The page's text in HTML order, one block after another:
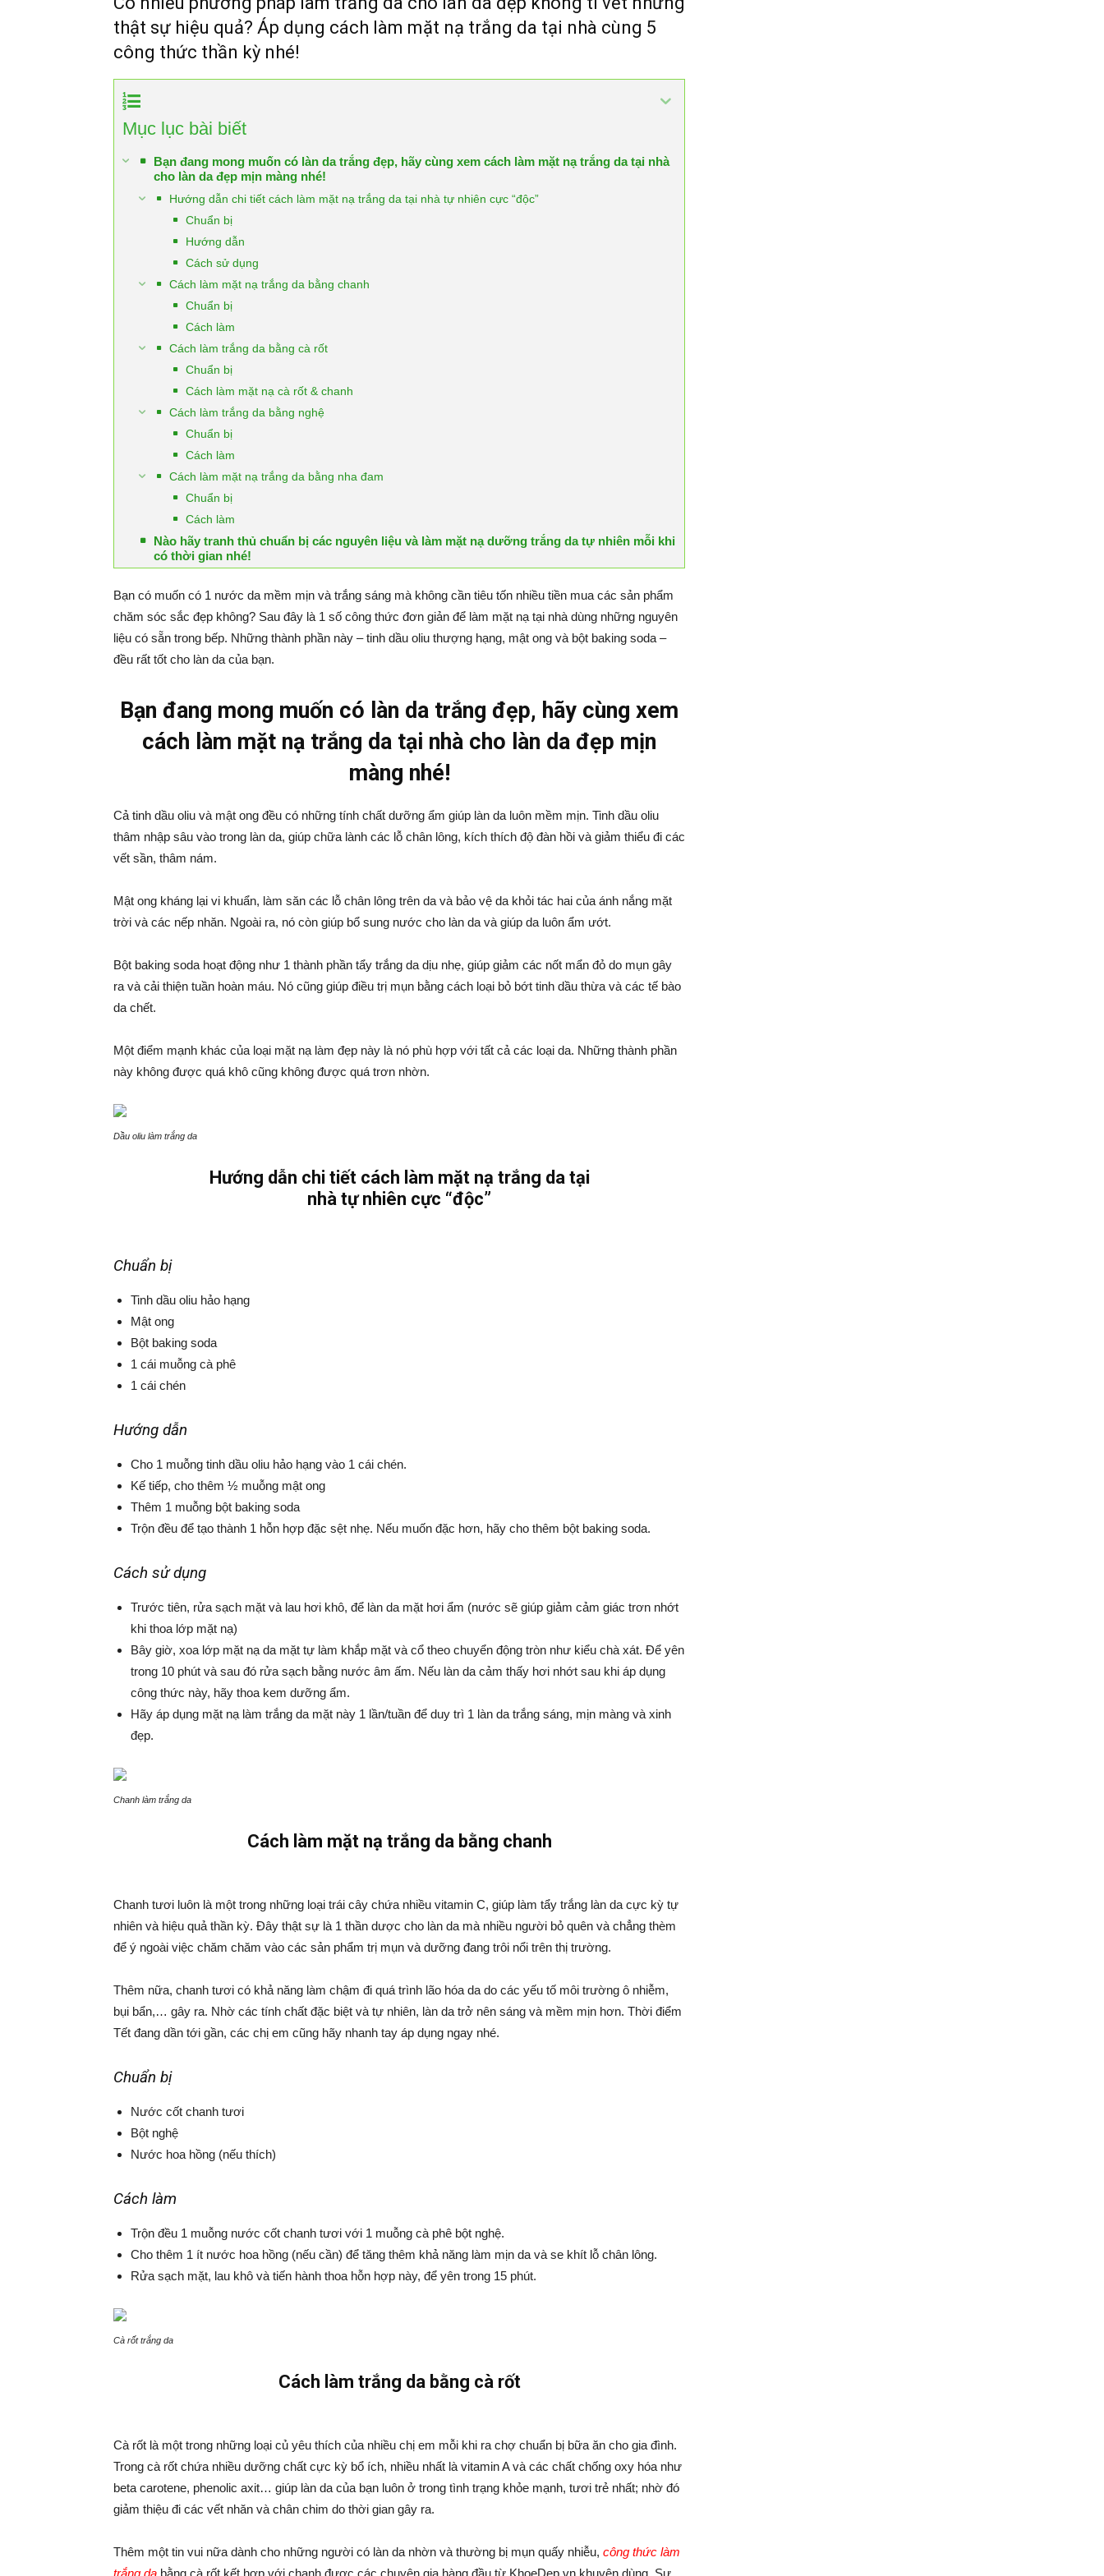
thật sự hiệu quả? Áp dụng cách làm mặt nạ trắng da tại nhà cùng 5
công thức thần kỳ nhé!
Mục lục bài biết
Bạn đang mong muốn có làn da trắng đẹp, hãy cùng xem cách làm mặt nạ trắng da tại nhà
cho làn da đẹp mịn màng nhé!
Hướng dẫn chi tiết cách làm mặt nạ trắng da tại nhà tự nhiên cực “độc”
Chuẩn bị
Hướng dẫn
Cách sử dụng
Cách làm mặt nạ trắng da bằng chanh
Chuẩn bị
Cách làm
Cách làm trắng da bằng cà rốt
Chuẩn bị
Cách làm mặt nạ cà rốt & chanh
Cách làm trắng da bằng nghệ
Chuẩn bị
Cách làm
Cách làm mặt nạ trắng da bằng nha đam
Chuẩn bị
Cách làm
Nào hãy tranh thủ chuẩn bị các nguyên liệu và làm mặt nạ dưỡng trắng da tự nhiên mỗi khi
có thời gian nhé!
Bạn có muốn có 1 nước da mềm mịn và trắng sáng mà không cần tiêu tốn nhiều tiền mua các sản phẩm
chăm sóc sắc đẹp không? Sau đây là 1 số công thức đơn giản để làm mặt nạ tại nhà dùng những nguyên
liệu có sẵn trong bếp. Những thành phần này – tinh dầu oliu thượng hạng, mật ong và bột baking soda –
đều rất tốt cho làn da của bạn.
Bạn đang mong muốn có làn da trắng đẹp, hãy cùng xem
cách làm mặt nạ trắng da tại nhà cho làn da đẹp mịn
màng nhé!
Cả tinh dầu oliu và mật ong đều có những tính chất dưỡng ẩm giúp làn da luôn mềm mịn. Tinh dầu oliu
thâm nhập sâu vào trong làn da, giúp chữa lành các lỗ chân lông, kích thích độ đàn hồi và giảm thiểu đi các
vết sần, thâm nám.
Mật ong kháng lại vi khuẩn, làm săn các lỗ chân lông trên da và bảo vệ da khỏi tác hai của ánh nắng mặt
trời và các nếp nhăn. Ngoài ra, nó còn giúp bổ sung nước cho làn da và giúp da luôn ẩm ướt.
Bột baking soda hoạt động như 1 thành phần tẩy trắng da dịu nhẹ, giúp giảm các nốt mẩn đỏ do mụn gây
ra và cải thiện tuần hoàn máu. Nó cũng giúp điều trị mụn bằng cách loại bỏ bớt tinh dầu thừa và các tế bào
da chết.
Một điểm mạnh khác của loại mặt nạ làm đẹp này là nó phù hợp với tất cả các loại da. Những thành phần
này không được quá khô cũng không được quá trơn nhờn.
Dầu oliu làm trắng da
Hướng dẫn chi tiết cách làm mặt nạ trắng da tại
nhà tự nhiên cực “độc”
Chuẩn bị
Tinh dầu oliu hảo hạng
Mật ong
Bột baking soda
1 cái muỗng cà phê
1 cái chén
Hướng dẫn
Cho 1 muỗng tinh dầu oliu hảo hạng vào 1 cái chén.
Kế tiếp, cho thêm ½ muỗng mật ong
Thêm 1 muỗng bột baking soda
Trộn đều để tạo thành 1 hỗn hợp đặc sệt nhẹ. Nếu muốn đặc hơn, hãy cho thêm bột baking soda.
Cách sử dụng
Trước tiên, rửa sạch mặt và lau hơi khô, để làn da mặt hơi ẩm (nước sẽ giúp giảm cảm giác trơn nhớt
khi thoa lớp mặt nạ)
Bây giờ, xoa lớp mặt nạ da mặt tự làm khắp mặt và cổ theo chuyển động tròn như kiểu chà xát. Để yên
trong 10 phút và sau đó rửa sạch bằng nước âm ấm. Nếu làn da cảm thấy hơi nhớt sau khi áp dụng
công thức này, hãy thoa kem dưỡng ẩm.
Hãy áp dụng mặt nạ làm trắng da mặt này 1 lần/tuần để duy trì 1 làn da trắng sáng, mịn màng và xinh
đẹp.
Chanh làm trắng da
Cách làm mặt nạ trắng da bằng chanh
Chanh tươi luôn là một trong những loại trái cây chứa nhiều vitamin C, giúp làm tẩy trắng làn da cực kỳ tự
nhiên và hiệu quả thần kỳ. Đây thật sự là 1 thần dược cho làn da mà nhiều người bỏ quên và chẳng thèm
để ý ngoài việc chăm chăm vào các sản phẩm trị mụn và dưỡng đang trôi nổi trên thị trường.
Thêm nữa, chanh tươi có khả năng làm chậm đi quá trình lão hóa da do các yếu tố môi trường ô nhiễm,
bụi bẩn,… gây ra. Nhờ các tính chất đặc biệt và tự nhiên, làn da trở nên sáng và mềm mịn hơn. Thời điểm
Tết đang dần tới gần, các chị em cũng hãy nhanh tay áp dụng ngay nhé.
Chuẩn bị
Nước cốt chanh tươi
Bột nghệ
Nước hoa hồng (nếu thích)
Cách làm
Trộn đều 1 muỗng nước cốt chanh tươi với 1 muỗng cà phê bột nghệ.
Cho thêm 1 ít nước hoa hồng (nếu cần) để tăng thêm khả năng làm mịn da và se khít lỗ chân lông.
Rửa sạch mặt, lau khô và tiến hành thoa hỗn hợp này, để yên trong 15 phút.
Cà rốt trắng da
Cách làm trắng da bằng cà rốt
Cà rốt là một trong những loại củ yêu thích của nhiều chị em mỗi khi ra chợ chuẩn bị bữa ăn cho gia đình.
Trong cà rốt chứa nhiều dưỡng chất cực kỳ bổ ích, nhiều nhất là vitamin A và các chất chống oxy hóa như
beta carotene, phenolic axit… giúp làn da của bạn luôn ở trong tình trạng khỏe mạnh, tươi trẻ nhất; nhờ đó
giảm thiệu đi các vết nhăn và chân chim do thời gian gây ra.
Thêm một tin vui nữa dành cho những người có làn da nhờn và thường bị mụn quấy nhiễu, công thức làm
trắng da bằng cà rốt kết hợp với chanh được các chuyên gia hàng đầu từ KhoeDep.vn khuyên dùng. Sự